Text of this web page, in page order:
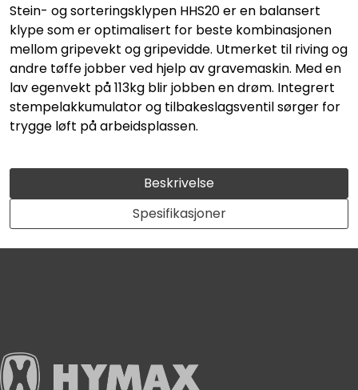
Stein- og sorteringsklypen HHS20 er en balansert
klype som er optimalisert for beste kombinasjonen
mellom gripevekt og gripevidde. Utmerket til riving og
andre tøffe jobber ved hjelp av gravemaskin. Med en
lav egenvekt på 113kg blir jobben en drøm. Integrert
stempelakkumulator og tilbakeslagsventil sørger for
trygge løft på arbeidsplassen.
Beskrivelse
Spesifikasjoner